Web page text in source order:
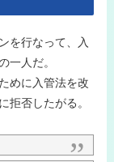
を行なって、入
一人だ。
めに入管法を改
拒否したがる。